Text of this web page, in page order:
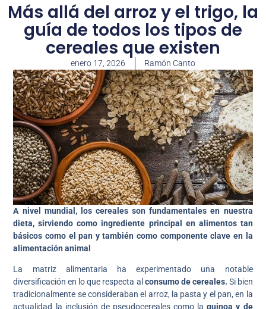
Más allá del arroz y el trigo, la
guía de todos los tipos de
cereales que existen
enero 17, 2026 Ramón Canto
A nivel mundial, los cereales son fundamentales en nuestra
dieta, sirviendo como ingrediente principal en alimentos tan
básicos como el pan y también como componente clave en la
alimentación animal
La matriz alimentaria ha experimentado una notable
diversificación en lo que respecta al consumo de cereales. Si bien
tradicionalmente se consideraban el arroz, la pasta y el pan, en la
actualidad la inclusión de pseudocereales como la quinoa y de